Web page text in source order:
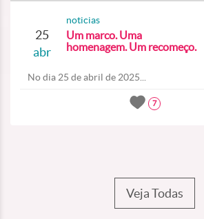
25
abr
noticias
Um marco. Uma
homenagem. Um recomeço.
No dia 25 de abril de 2025...
7
Veja Todas